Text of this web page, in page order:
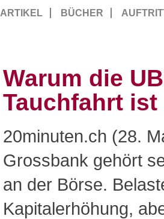
ARTIKEL BÜCHER
Warum die
Tauchfahrt ist
20minuten.ch (28.
Grossbank gehört
an der Börse.
Kapitalerhöhung,